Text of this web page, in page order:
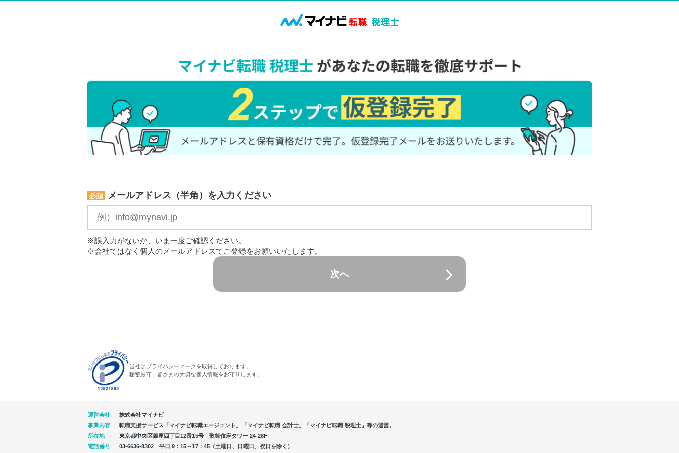
必須 メールアドレス（半角）を入力ください
※誤入力がないか、いま一度ご確認ください。
※会社ではなく個人のメールアドレスでご登録をお願いいたします。
次へ
当社はプライバシーマークを取得しております。
秘密厳守、皆さまの大切な個人情報をお守りします。
運営会社
株式会社マイナビ
事業内容
転職支援サービス「マイナビ転職エージェント」「マイナビ転職 会計士」「マイナビ転職 税理士」等の運営。
所在地
東京都中央区銀座四丁目12番15号 歌舞伎座タワー 24-28F
電話番号
03-6636-8302 平日 9：15～17：45（土曜日、日曜日、祝日を除く）